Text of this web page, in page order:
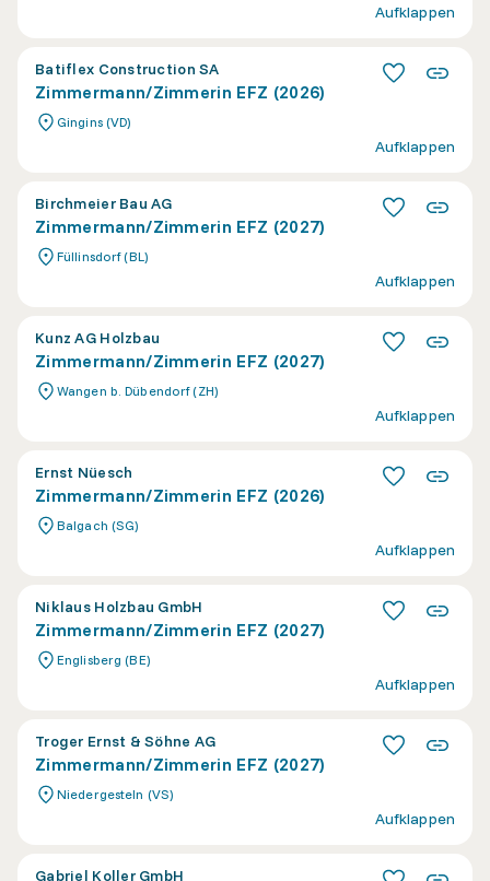
Aufklappen
Batiflex Construction SA
Zimmermann/Zimmerin EFZ (2026)
Gingins (VD)
Aufklappen
Birchmeier Bau AG
Zimmermann/Zimmerin EFZ (2027)
Füllinsdorf (BL)
Aufklappen
Kunz AG Holzbau
Zimmermann/Zimmerin EFZ (2027)
Wangen b. Dübendorf (ZH)
Aufklappen
Ernst Nüesch
Zimmermann/Zimmerin EFZ (2026)
Balgach (SG)
Aufklappen
Niklaus Holzbau GmbH
Zimmermann/Zimmerin EFZ (2027)
Englisberg (BE)
Aufklappen
Troger Ernst & Söhne AG
Zimmermann/Zimmerin EFZ (2027)
Niedergesteln (VS)
Aufklappen
Gabriel Koller GmbH